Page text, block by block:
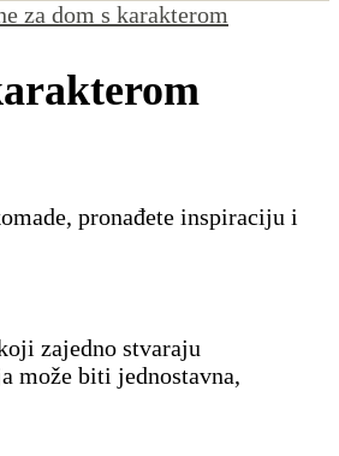
za dom s karakterom
pronađete inspiraciju i
zajedno stvaraju
može biti jednostavna,